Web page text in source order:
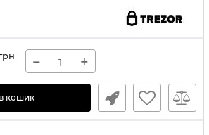
− +
кошик